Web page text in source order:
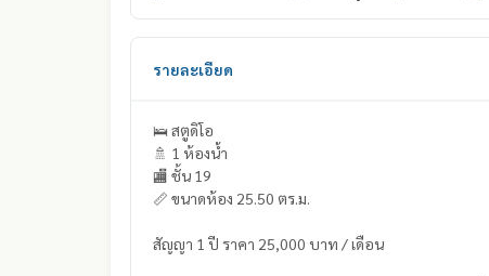
รายละเอียด
🛌 สตูดิโอ
🚿 1 ห้องน้ำ
🏬 ชั้น 19
📏 ขนาดห้อง 25.50 ตร.ม.
สัญญา 1 ปี ราคา 25,000 บาท / เดือน